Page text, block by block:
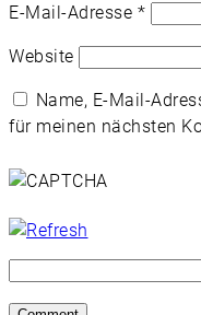
E-Mail-Adresse *
Website
Name, E-Mail-
für meinen nächsten